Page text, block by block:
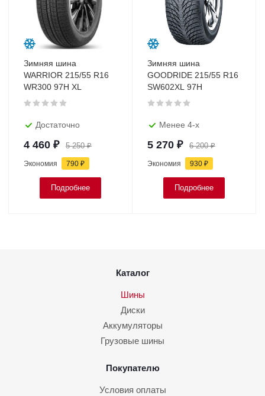
Зимняя шина
WARRIOR 215/55 R16
WR300 97H XL
Достаточно
4 460 ₽ 5 250₽
Экономия 790 ₽
Подробнее
Зимняя шина
GOODRIDE 215/55 R16
SW602XL 97H
Менее 4-х
5 270 ₽ 6 200₽
Экономия 930 ₽
Подробнее
Каталог
Шины
Диски
Аккумуляторы
Грузовые шины
Покупателю
Условия оплаты